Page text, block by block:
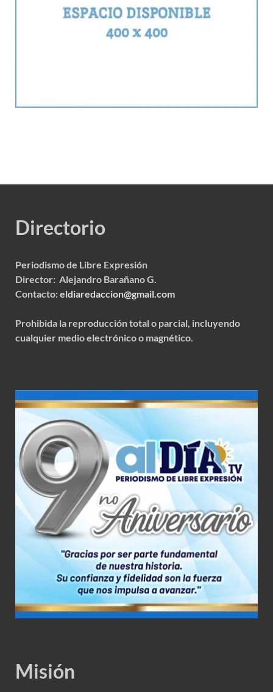
Directorio
Periodismo de Libre Expresión
Director: Alejandro Barañano G.
Contacto:eldiaredaccion@gmail.com
Prohibida la reproducción total o parcial, incluyendo
cualquier medio electrónico o magnético.
Misión